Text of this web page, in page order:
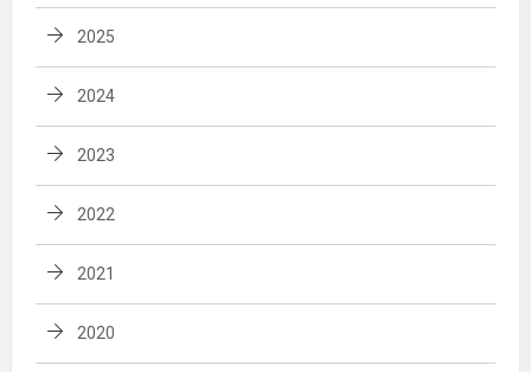
2025
2024
2023
2022
2021
2020